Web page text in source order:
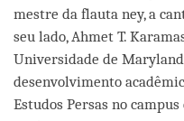
mestre da flauta ney, a
seu lado, Ahmet T.
Universidade de
desenvolvimento
Estudos Persas no